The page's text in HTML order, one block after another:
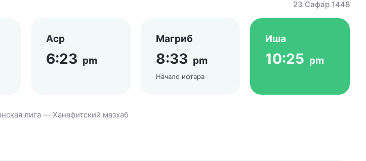
23 Сафар 1448
Аср
6:23 pm
Магриб
8:33 pm
Начало ифтара
Иша
10:25 pm
лига — Ханафитский мазхаб